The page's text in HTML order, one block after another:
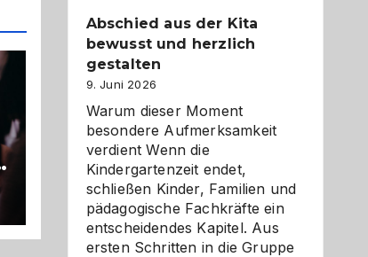
Abschied aus der Kita
bewusst und herzlich
gestalten
9. Juni 2026
Warum dieser Moment
besondere Aufmerksamkeit
verdient Wenn die
Kindergartenzeit endet,
schließen Kinder, Familien und
pädagogische Fachkräfte ein
entscheidendes Kapitel. Aus
ersten Schritten in die Gruppe